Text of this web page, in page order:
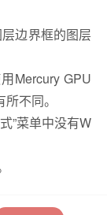
边界框的图层
Mercury GPU
不同。
”菜单中没有W